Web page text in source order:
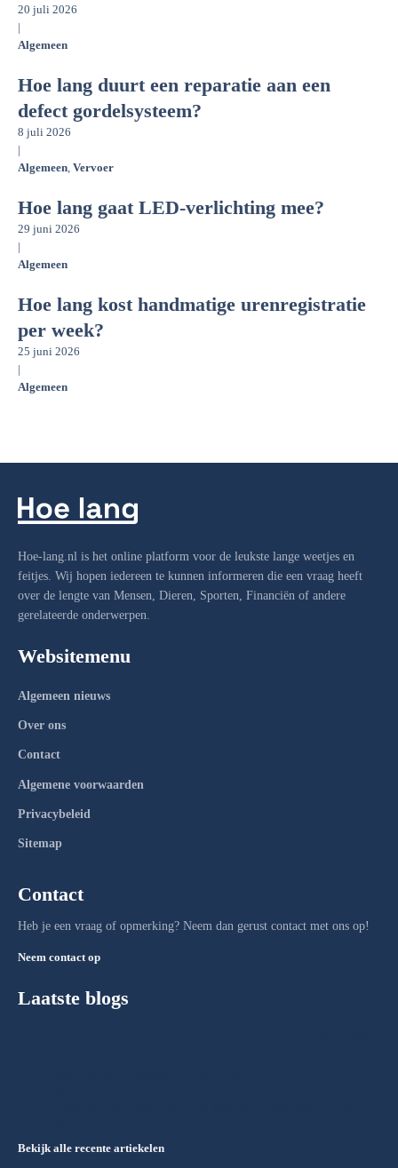
20 juli 2026
|
Algemeen
Hoe lang duurt een reparatie aan een
defect gordelsysteem?
8 juli 2026
|
Algemeen Vervoer
Hoe lang gaat LED-verlichting mee?
29 juni 2026
|
Algemeen
Hoe lang kost handmatige urenregistratie
per week?
25 juni 2026
|
Algemeen
Hoe-lang.nl is het online platform voor de leukste lange weetjes en
feitjes. Wij hopen iedereen te kunnen informeren die een vraag heeft
over de lengte van Mensen, Dieren, Sporten, Financiën of andere
gerelateerde onderwerpen.
Websitemenu
Algemeen nieuws
Over ons
Contact
Algemene voorwaarden
Privacybeleid
Sitemap
Contact
Heb je een vraag of opmerking? Neem dan gerust contact met ons op!
Neem contact op
Laatste blogs
Bekijk alle recente artiekelen